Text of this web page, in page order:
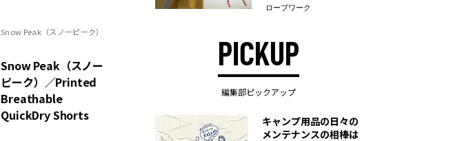
Snow Peak（スノーピーク）
Snow Peak（スノー
ピーク）／Printed
Breathable
QuickDry Shorts
ロープワーク
PICKUP
編集部ピックアップ
キャンプ用品の日々の
メンテナンスの相棒は